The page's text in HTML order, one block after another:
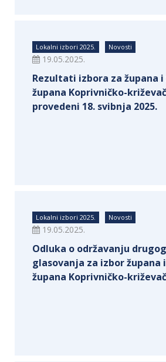
Lokalni izbori 2025. Novosti
19.05.2025.
Rezultati izbora za župana
župana Koprivničko-
provedeni 18. svibnja 2025.
Lokalni izbori 2025. Novosti
19.05.2025.
Odluka o održavanju
glasovanja za izbor župana
župana Koprivničko-